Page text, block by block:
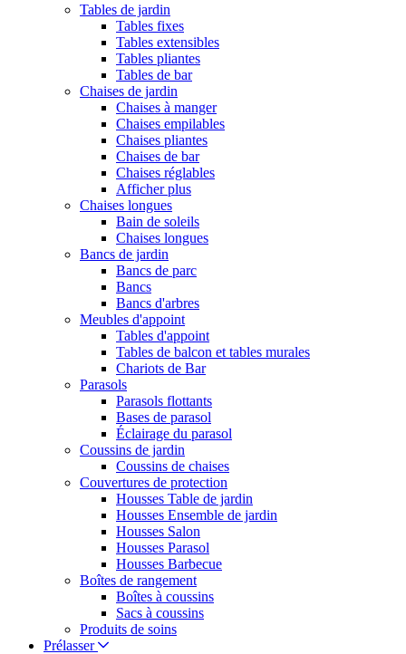
Tables de jardin
Tables fixes
Tables extensibles
Tables pliantes
Tables de bar
Chaises de jardin
Chaises à manger
Chaises empilables
Chaises pliantes
Chaises de bar
Chaises réglables
Afficher plus
Chaises longues
Bain de soleils
Chaises longues
Bancs de jardin
Bancs de parc
Bancs
Bancs d'arbres
Meubles d'appoint
Tables d'appoint
Tables de balcon et tables murales
Chariots de Bar
Parasols
Parasols flottants
Bases de parasol
Éclairage du parasol
Coussins de jardin
Coussins de chaises
Couvertures de protection
Housses Table de jardin
Housses Ensemble de jardin
Housses Salon
Housses Parasol
Housses Barbecue
Boîtes de rangement
Boîtes à coussins
Sacs à coussins
Produits de soins
Prélasser